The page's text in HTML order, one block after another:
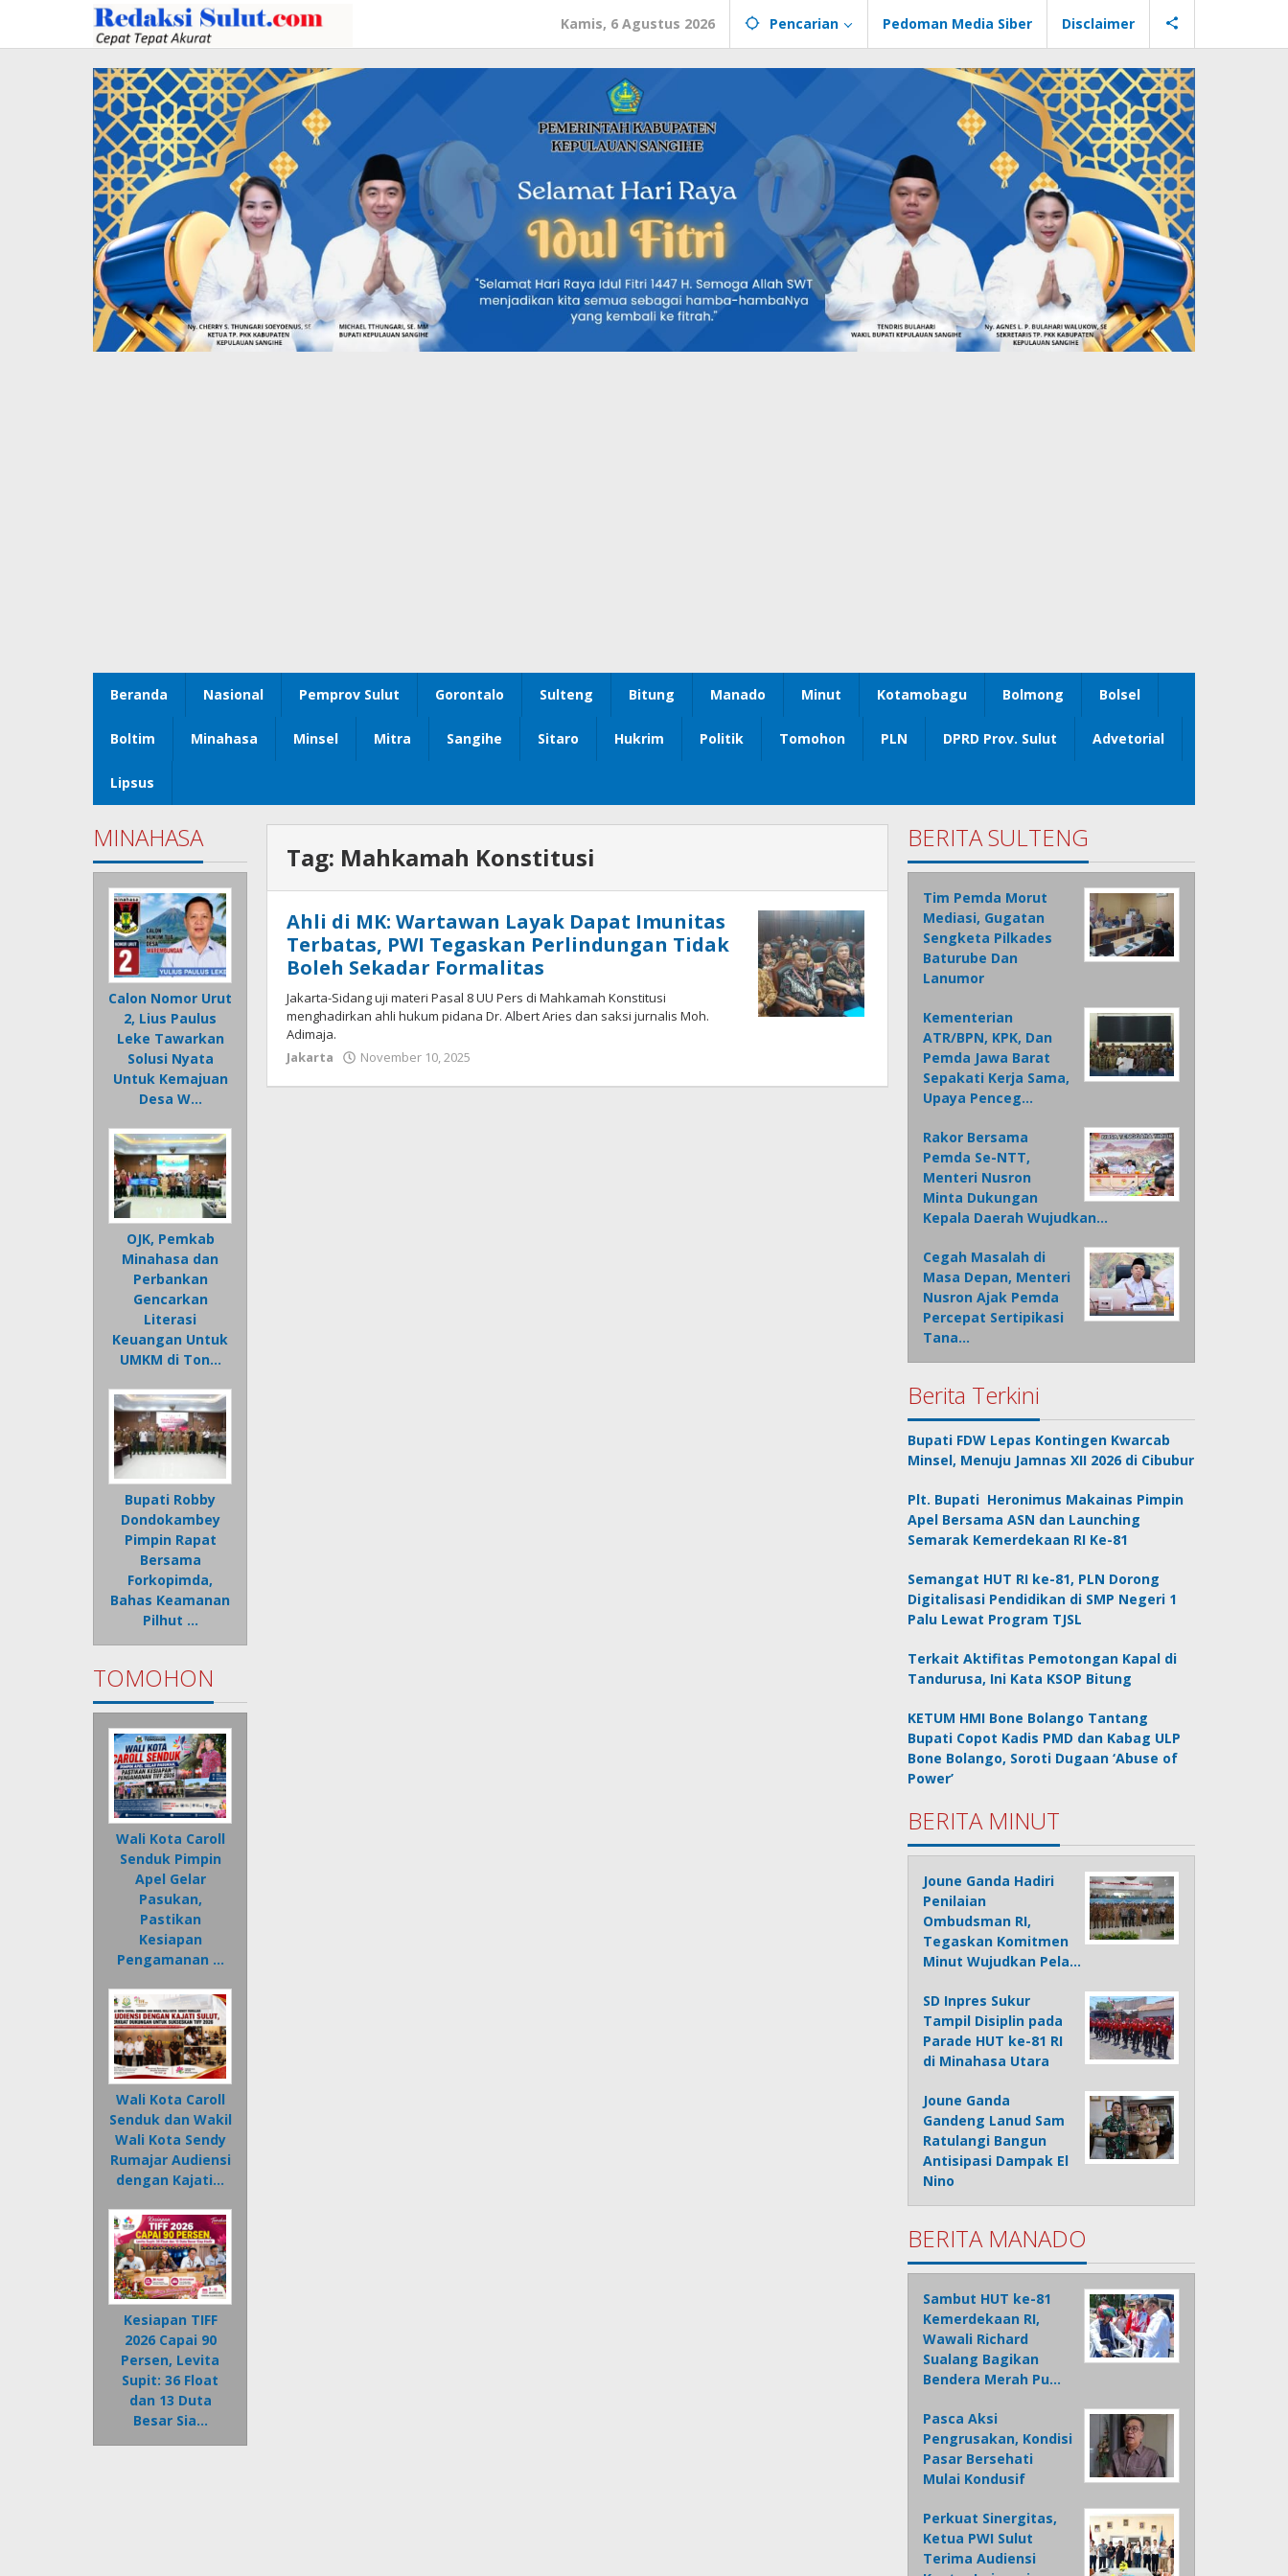
konten
Kamis, 6 Agustus 2026 Pencarian Pedoman Media Siber Disclaimer
Beranda Nasional Pemprov Sulut Gorontalo Sulteng Bitung Manado Minut Kotamobagu Bolmong Bolsel
Boltim Minahasa Minsel Mitra Sangihe Sitaro Hukrim Politik Tomohon PLN DPRD Prov. Sulut Advetorial
Lipsus
MINAHASA
Calon Nomor Urut
2, Lius Paulus
Leke Tawarkan
Solusi Nyata
Untuk Kemajuan
Desa W…
OJK, Pemkab
Minahasa dan
Perbankan
Gencarkan
Literasi
Keuangan Untuk
UMKM di Ton…
Bupati Robby
Dondokambey
Pimpin Rapat
Bersama
Forkopimda,
Bahas Keamanan
Pilhut …
TOMOHON
Wali Kota Caroll
Senduk Pimpin
Apel Gelar
Pasukan,
Pastikan
Kesiapan
Pengamanan …
Wali Kota Caroll
Senduk dan Wakil
Wali Kota Sendy
Rumajar Audiensi
dengan Kajati…
Kesiapan TIFF
2026 Capai 90
Persen, Levita
Supit: 36 Float
dan 13 Duta
Besar Sia…
Tag: Mahkamah Konstitusi
Ahli di MK: Wartawan Layak Dapat Imunitas
Terbatas, PWI Tegaskan Perlindungan Tidak
Boleh Sekadar Formalitas
Jakarta-Sidang uji materi Pasal 8 UU Pers di Mahkamah Konstitusi
menghadirkan ahli hukum pidana Dr. Albert Aries dan saksi jurnalis Moh.
Adimaja.
Jakarta
November 10, 2025
BERITA SULTENG
Tim Pemda Morut
Mediasi, Gugatan
Sengketa Pilkades
Baturube Dan
Lanumor
Kementerian
ATR/BPN, KPK, Dan
Pemda Jawa Barat
Sepakati Kerja Sama,
Upaya Penceg…
Rakor Bersama
Pemda Se-NTT,
Menteri Nusron
Minta Dukungan
Kepala Daerah Wujudkan…
Cegah Masalah di
Masa Depan, Menteri
Nusron Ajak Pemda
Percepat Sertipikasi
Tana…
Berita Terkini
Bupati FDW Lepas Kontingen Kwarcab
Minsel, Menuju Jamnas XII 2026 di Cibubur
Plt. Bupati Heronimus Makainas Pimpin
Apel Bersama ASN dan Launching
Semarak Kemerdekaan RI Ke-81
Semangat HUT RI ke-81, PLN Dorong
Digitalisasi Pendidikan di SMP Negeri 1
Palu Lewat Program TJSL
Terkait Aktifitas Pemotongan Kapal di
Tandurusa, Ini Kata KSOP Bitung
KETUM HMI Bone Bolango Tantang
Bupati Copot Kadis PMD dan Kabag ULP
Bone Bolango, Soroti Dugaan ‘Abuse of
Power’
BERITA MINUT
Joune Ganda Hadiri
Penilaian
Ombudsman RI,
Tegaskan Komitmen
Minut Wujudkan Pela…
SD Inpres Sukur
Tampil Disiplin pada
Parade HUT ke-81 RI
di Minahasa Utara
Joune Ganda
Gandeng Lanud Sam
Ratulangi Bangun
Antisipasi Dampak El
Nino
BERITA MANADO
Sambut HUT ke-81
Kemerdekaan RI,
Wawali Richard
Sualang Bagikan
Bendera Merah Pu…
Pasca Aksi
Pengrusakan, Kondisi
Pasar Bersehati
Mulai Kondusif
Perkuat Sinergitas,
Ketua PWI Sulut
Terima Audiensi